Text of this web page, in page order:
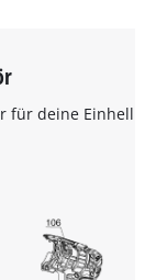
für deine Einhell